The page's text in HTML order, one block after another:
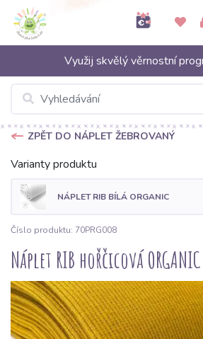
Využij skvělý věrnostní
ZPĚT DO NÁPLET ŽEBROVANÝ
Varianty produktu
NÁPLET RIB BÍLÁ ORGANIC
Číslo produktu: 70PRG008
Náplet RIB hořčicová ORGANIC